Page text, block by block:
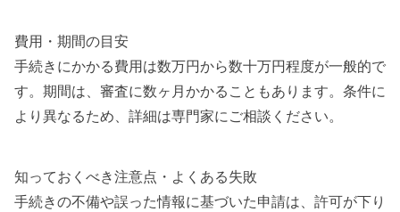
費用・期間の目安
手続きにかかる費用は数万円から数十万円程度が一般的で
す。期間は、審査に数ヶ月かかることもあります。条件に
より異なるため、詳細は専門家にご相談ください。
知っておくべき注意点・よくある失敗
手続きの不備や誤った情報に基づいた申請は、許可が下り